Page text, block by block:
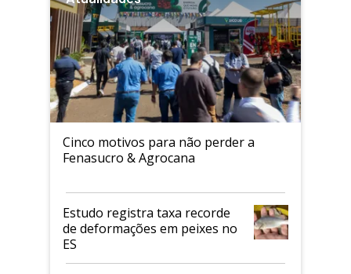
Cinco motivos para não perder a
Fenasucro & Agrocana
Estudo registra taxa recorde
de deformações em peixes no
ES